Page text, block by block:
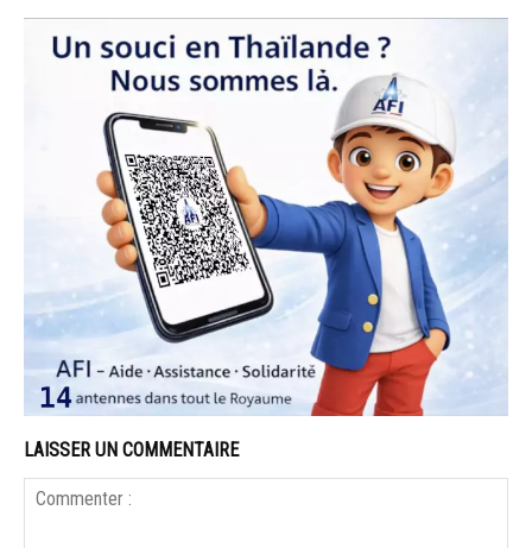
LAISSER UN COMMENTAIRE